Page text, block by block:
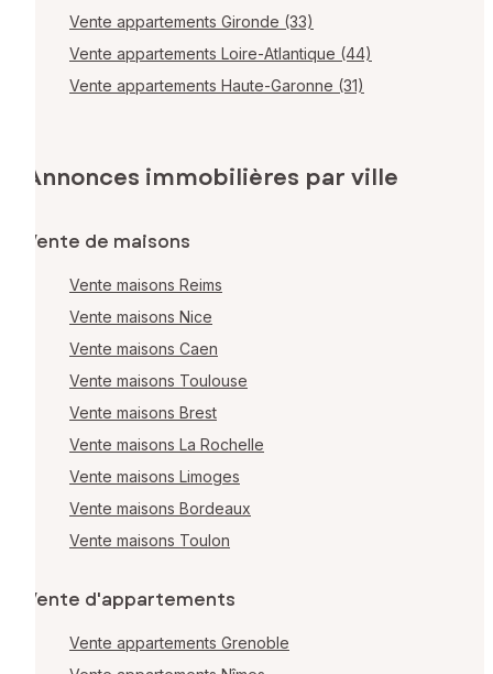
Vente appartements Gironde (33)
Vente appartements Loire-Atlantique (44)
Vente appartements Haute-Garonne (31)
Annonces immobilières par ville
Vente de maisons
Vente maisons Reims
Vente maisons Nice
Vente maisons Caen
Vente maisons Toulouse
Vente maisons Brest
Vente maisons La Rochelle
Vente maisons Limoges
Vente maisons Bordeaux
Vente maisons Toulon
Vente d'appartements
Vente appartements Grenoble